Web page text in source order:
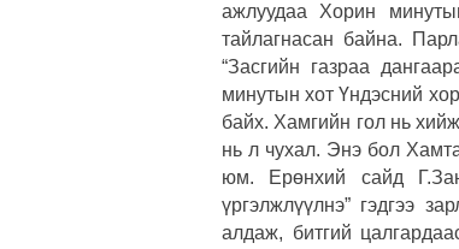
ажлуудаа Хорин
тайлагнасан байна.
“Засгийн газраа
минутын хот Үндэсний
байх. Хамгийн гол нь
нь л чухал. Энэ бол
юм. Ерөнхий сайд
үргэлжлүүлнэ” гэдгээ
алдаж, битгий